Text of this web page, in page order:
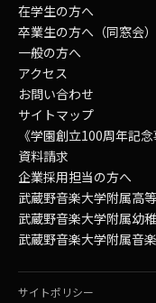
在学生の方へ
卒業生の方へ（同窓会）
一般の方へ
アクセス
お問い合わせ
サイトマップ
《学園創立100周年記
資料請求
企業採用担当の方へ
武蔵野音楽大学附属高
武蔵野音楽大学附属幼
武蔵野音楽大学附属音
サイトポリシー